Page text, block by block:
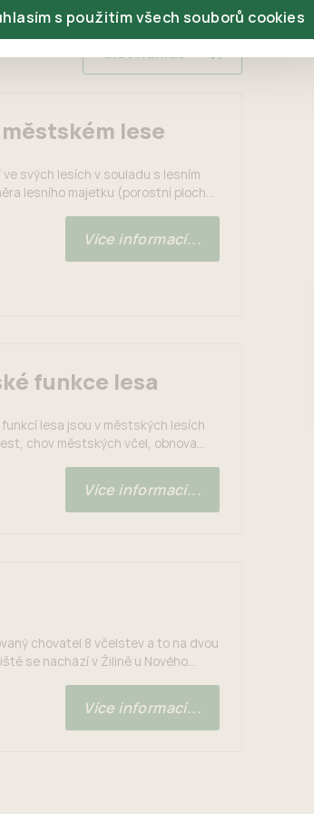
s použitím všech souborů cookies
Číst nahlas
lese
svých lesích v souladu s lesním
lesního majetku (porostní plochy)
lesů je 136,33 ha. Na Skalkách a
jedná se...
Více informací...
funkce lesa
lesa jsou v městských lesích
chov městských včel, obnova
stromkůVíce informací...
chovatel 8 včelstev a to na dvou
se nachází v Žilině u Nového
města Nový Jičín se vyčlenilo 7
Více informací...